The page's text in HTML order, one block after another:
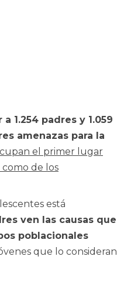
1.254 padres y 1.059
amenazas para la
el primer lugar
de los
está
ven las causas que
poblacionales
que lo consideran